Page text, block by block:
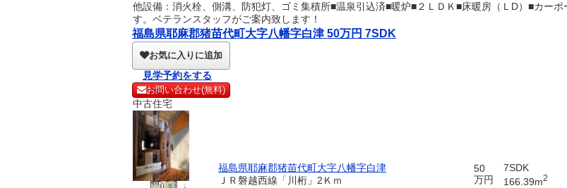
他設備：消火栓、側溝、防犯灯、ゴミ集積所■温泉引込済■暖炉■２ＬＤＫ■床暖房（ＬD）■カー
す。ベテランスタッフがご案内致します！
福島県耶麻郡猪苗代町大字八幡字白津 50万円 7SDK
お気に入りに追加
見学予約をする
お問い合わせ(無料)
中古住宅
福島県耶麻郡猪苗代町大字八幡字白津
ＪＲ磐越西線「川桁」2Ｋｍ
50
万円
7SDK
166.39m2